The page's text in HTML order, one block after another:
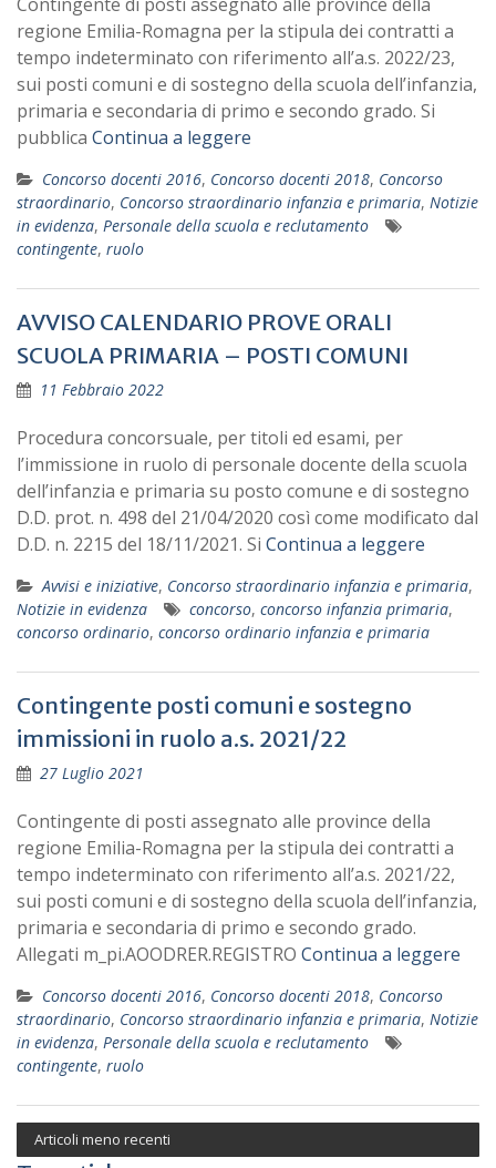
regione Emilia-Romagna per la stipula dei contratti a
tempo indeterminato con riferimento all’a.s. 2022/23,
sui posti comuni e di sostegno della scuola dell’infanzia,
primaria e secondaria di primo e secondo grado. Si
pubblica Continua a leggere
Concorso docenti 2016, Concorso docenti 2018, Concorso
straordinario, Concorso straordinario infanzia e primaria, Notizie
in evidenza, Personale della scuola e reclutamento
contingente, ruolo
AVVISO CALENDARIO PROVE ORALI
SCUOLA PRIMARIA – POSTI COMUNI
11 Febbraio 2022
Procedura concorsuale, per titoli ed esami, per
l’immissione in ruolo di personale docente della scuola
dell’infanzia e primaria su posto comune e di sostegno
D.D. prot. n. 498 del 21/04/2020 così come modificato dal
D.D. n. 2215 del 18/11/2021. Si Continua a leggere
Avvisi e iniziative, Concorso straordinario infanzia e primaria,
Notizie in evidenza
concorso, concorso infanzia primaria,
concorso ordinario, concorso ordinario infanzia e primaria
Contingente posti comuni e sostegno
immissioni in ruolo a.s. 2021/22
27 Luglio 2021
Contingente di posti assegnato alle province della
regione Emilia-Romagna per la stipula dei contratti a
tempo indeterminato con riferimento all’a.s. 2021/22,
sui posti comuni e di sostegno della scuola dell’infanzia,
primaria e secondaria di primo e secondo grado.
Allegati m_pi.AOODRER.REGISTRO Continua a leggere
Concorso docenti 2016, Concorso docenti 2018, Concorso
straordinario, Concorso straordinario infanzia e primaria, Notizie
in evidenza, Personale della scuola e reclutamento
contingente, ruolo
Articoli meno recenti